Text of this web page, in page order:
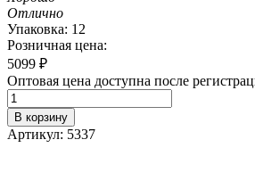
Отлично
Упаковка: 12
Розничная цена:
5099 ₽
Оптовая цена доступна после
В корзину
Артикул: 5337